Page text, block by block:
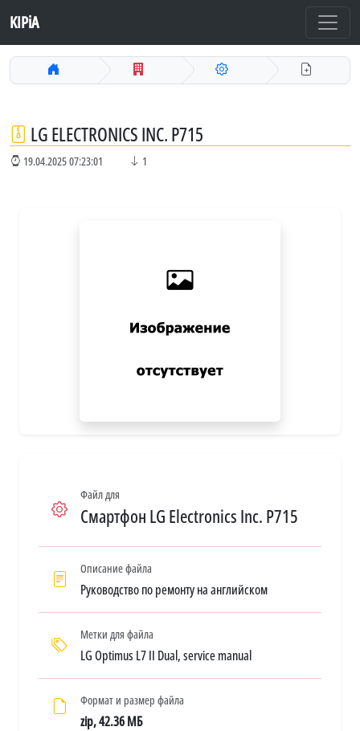
KIPiA
LG ELECTRONICS INC. P715
19.04.2025 07:23:01 1
Файл для
Смартфон LG Electronics Inc. P715
Описание файла
Руководство по ремонту на английском
Метки для файла
LG Optimus L7 II Dual, service manual
Формат и размер файла
zip, 42.36 МБ